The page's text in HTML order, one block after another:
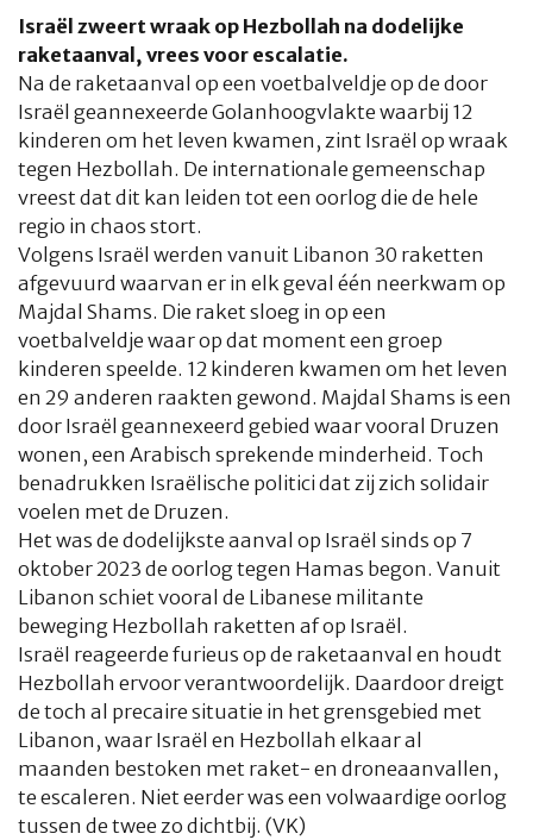
Israël zweert wraak op Hezbollah na dodelijke
raketaanval, vrees voor escalatie.
Na de raketaanval op een voetbalveldje op de door
Israël geannexeerde Golanhoogvlakte waarbij 12
kinderen om het leven kwamen, zint Israël op wraak
tegen Hezbollah. De internationale gemeenschap
vreest dat dit kan leiden tot een oorlog die de hele
regio in chaos stort.
Volgens Israël werden vanuit Libanon 30 raketten
afgevuurd waarvan er in elk geval één neerkwam op
Majdal Shams. Die raket sloeg in op een
voetbalveldje waar op dat moment een groep
kinderen speelde. 12 kinderen kwamen om het leven
en 29 anderen raakten gewond. Majdal Shams is een
door Israël geannexeerd gebied waar vooral Druzen
wonen, een Arabisch sprekende minderheid. Toch
benadrukken Israëlische politici dat zij zich solidair
voelen met de Druzen.
Het was de dodelijkste aanval op Israël sinds op 7
oktober 2023 de oorlog tegen Hamas begon. Vanuit
Libanon schiet vooral de Libanese militante
beweging Hezbollah raketten af op Israël.
Israël reageerde furieus op de raketaanval en houdt
Hezbollah ervoor verantwoordelijk. Daardoor dreigt
de toch al precaire situatie in het grensgebied met
Libanon, waar Israël en Hezbollah elkaar al
maanden bestoken met raket- en droneaanvallen,
te escaleren. Niet eerder was een volwaardige oorlog
tussen de twee zo dichtbij. (VK)